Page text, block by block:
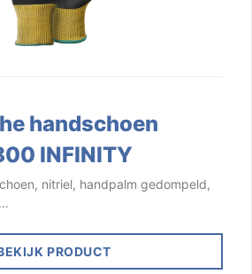
handschoen
INFINITY
nitriel, handpalm gedompeld,
PRODUCT